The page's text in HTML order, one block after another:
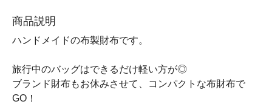
商品説明
ハンドメイドの布製財布です。
旅行中のバッグはできるだけ軽い方が◎
ブランド財布もお休みさせて、コンパクトな布財布で
GO！